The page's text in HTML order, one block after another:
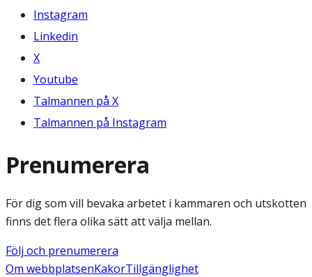
Instagram
Linkedin
X
Youtube
Talmannen på X
Talmannen på Instagram
Prenumerera
För dig som vill bevaka arbetet i kammaren och utskotten
finns det flera olika sätt att välja mellan.
Följ och prenumerera
Om webbplatsenKakorTillgänglighet